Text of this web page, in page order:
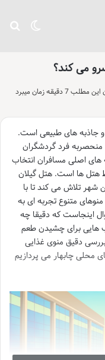
تغییر
می کند؟
7 دقیقه زمان میبرد
و جاذبه های طبیعی است.
فرد گردشگران
اصلی مسافران انتخاب
هتل ها است. هتل گیلان
شهر تلاش می کند تا با
متنوع تجربه ای به
اینجاست که دقیقا چه
هایی برای چشیدن طعم
دقیق منوی غذایی
محلی چابهار می پردازیم